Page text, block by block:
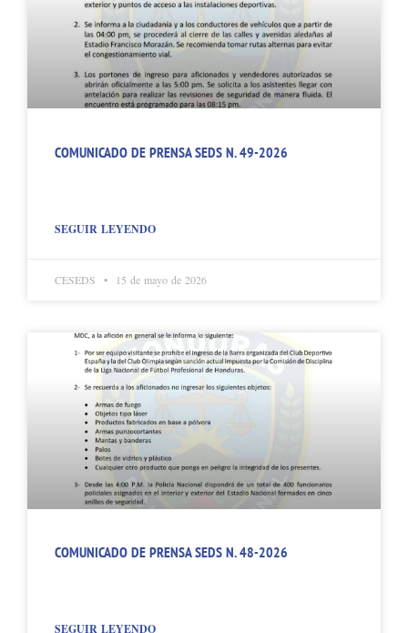
COMUNICADO DE PRENSA SEDS N. 49-2026
SEGUIR LEYENDO
CESEDS 15 de mayo de 2026
COMUNICADO DE PRENSA SEDS N. 48-2026
SEGUIR LEYENDO